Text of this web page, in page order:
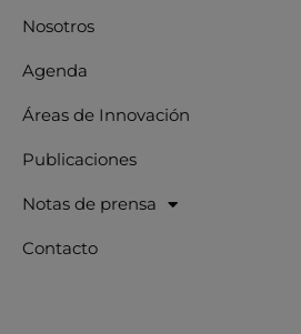
Nosotros
Agenda
Áreas de Innovación
Publicaciones
Notas de prensa
Contacto